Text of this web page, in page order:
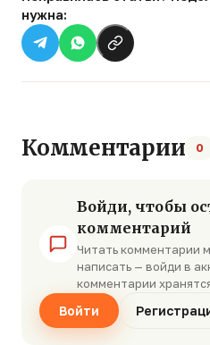
нужна:
Комментарии 0
Войди, чтобы
комментарий
Читать комментарии
написать — войди в
комментарии
Войти